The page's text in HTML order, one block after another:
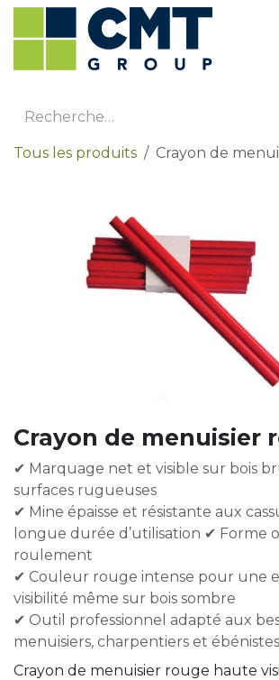
Se rendre au contenu
Tous les produits Crayon de
Crayon de menuisier
✔ Marquage net et visible sur bois
surfaces rugueuses
✔ Mine épaisse et résistante aux
longue durée d’utilisation ✔ Forme
roulement
✔ Couleur rouge intense pour une
visibilité même sur bois sombre
✔ Outil professionnel adapté aux
menuisiers, charpentiers et ébénistes
Crayon de menuisier rouge haute